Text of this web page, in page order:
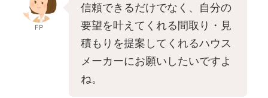
FP
信頼できるだけでなく、自分の
要望を叶えてくれる間取り・見
積もりを提案してくれるハウス
メーカーにお願いしたいですよ
ね。